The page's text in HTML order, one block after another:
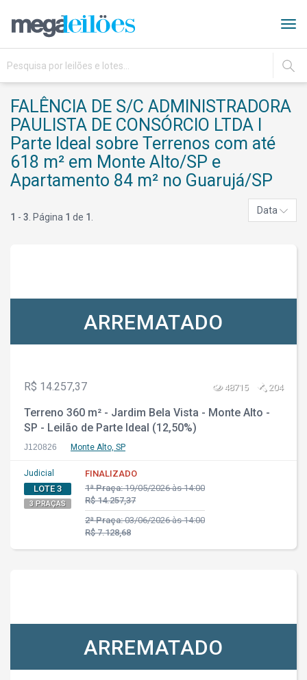
IR
FALÊNCIA DE S/C ADMINISTRADORA
PAULISTA DE CONSÓRCIO LTDA I
Parte Ideal sobre Terrenos com até
618 m² em Monte Alto/SP e
Apartamento 84 m² no Guarujá/SP
1 - 3 . Página 1 de 1
Data
ARREMATADO
R$ 14.257,37 48715 204
Terreno 360 m² - Jardim Bela Vista - Monte Alto -
SP - Leilão de Parte Ideal (12,50%)
J120826 Monte Alto, SP
Judicial
LOTE 3
3 PRAÇAS
FINALIZADO
1ª Praça:19/05/2026 às 14:00
R$ 14.257,37
2ª Praça:03/06/2026 às 14:00
R$ 7.128,68
ARREMATADO